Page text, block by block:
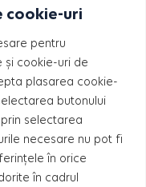
cookie-uri
pentru
și cookie-uri de
plasarea cookie-
butonului
selectarea
necesare nu pot fi
în orice
în cadrul